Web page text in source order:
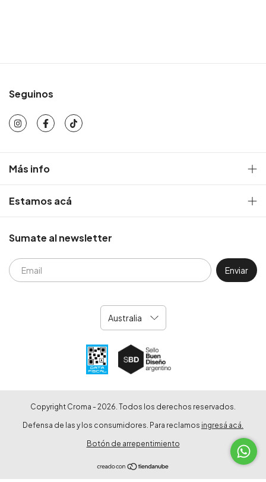
Seguinos
Más info
Estamos acá
Sumate al newsletter
Copyright Croma - 2026. Todos los derechos reservados.
Defensa de las y los consumidores. Para reclamos ingresá acá.
Botón de arrepentimiento